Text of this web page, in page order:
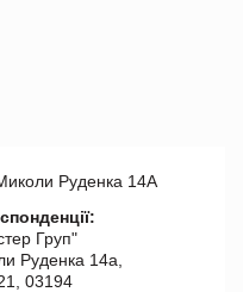
Руденка 14А
Груп"
Руденка 14а,
03194